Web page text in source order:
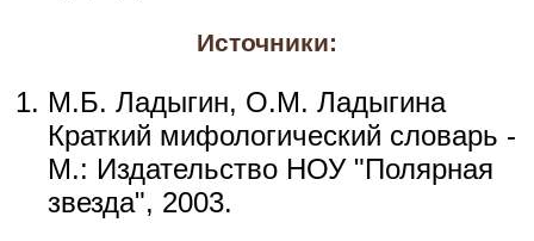
Источники:
М.Б. Ладыгин, О.М. Ладыгина
Краткий мифологический словарь -
М.: Издательство НОУ "Полярная
звезда", 2003.